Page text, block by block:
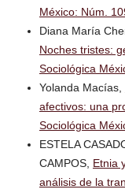
México: Núm.
Diana María
Noches tristes:
Sociológica
Yolanda Macías,
afectivos: una
Sociológica
ESTELA
CAMPOS, Etnia
análisis de la